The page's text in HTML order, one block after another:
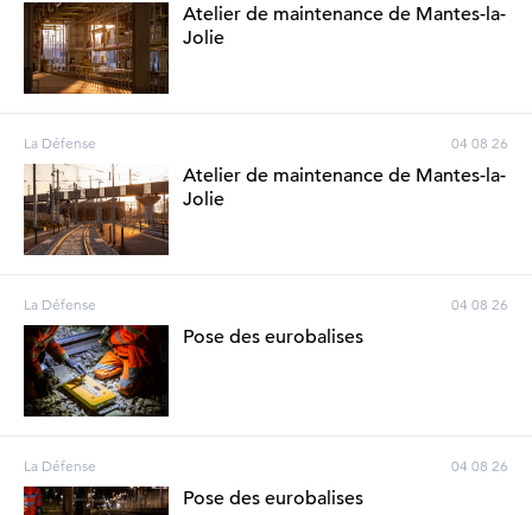
Atelier de maintenance de Mantes-la-
Jolie
La Défense 04 08 26
Atelier de maintenance de Mantes-la-
Jolie
La Défense 04 08 26
Pose des eurobalises
La Défense 04 08 26
Pose des eurobalises